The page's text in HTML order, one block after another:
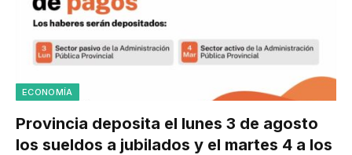
ECONOMÍA
Provincia deposita el lunes 3 de agosto
los sueldos a jubilados y el martes 4 a los